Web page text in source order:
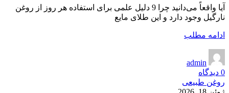
آیا واقعاً می‌دانید چرا 9 دلیل علمی برای استفاده هر روز از روغن
نارگیل وجود دارد و این طلای مایع
ادامه مطلب
admin
0 دیدگاه
روغن طبیعی